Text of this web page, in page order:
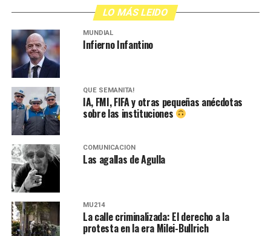
LO MÁS LEIDO
MUNDIAL
Infierno Infantino
QUÉ SEMANITA!
IA, FMI, FIFA y otras pequeñas anécdotas
sobre las instituciones
COMUNICACIÓN
Las agallas de Agulla
MU214
La calle criminalizada: El derecho a la
protesta en la era Milei-Bullrich